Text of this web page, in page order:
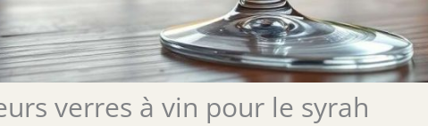
verres à vin pour le syrah